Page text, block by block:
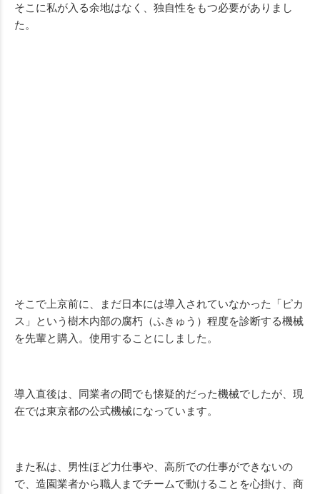
そこに私が入る余地はなく、独自性をもつ必要がありまし
た。
そこで上京前に、まだ日本には導入されていなかった「ピカ
ス」という樹木内部の腐朽（ふきゅう）程度を診断する機械
を先輩と購入。使用することにしました。
導入直後は、同業者の間でも懐疑的だった機械でしたが、現
在では東京都の公式機械になっています。
また私は、男性ほど力仕事や、高所での仕事ができないの
で、造園業者から職人までチームで動けることを心掛け、商